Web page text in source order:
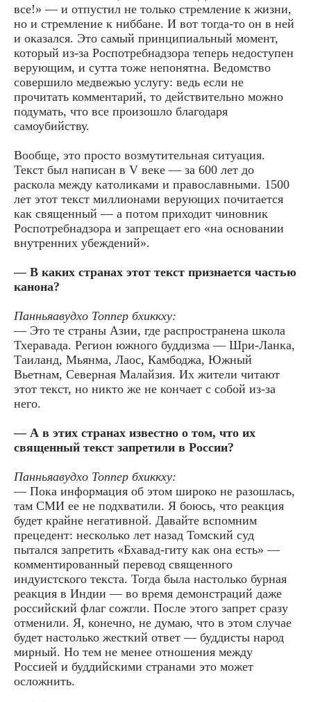
все!» — и отпустил не только стремление к жизни,
но и стремление к ниббане. И вот тогда-то он в ней
и оказался. Это самый принципиальный момент,
который из-за Роспотребнадзора теперь недоступен
верующим, и сутта тоже непонятна. Ведомство
совершило медвежью услугу: ведь если не
прочитать комментарий, то действительно можно
подумать, что все произошло благодаря
самоубийству.
Вообще, это просто возмутительная ситуация.
Текст был написан в V веке — за 600 лет до
раскола между католиками и православными. 1500
лет этот текст миллионами верующих почитается
как священный — а потом приходит чиновник
Роспотребнадзора и запрещает его «на основании
внутренних убеждений».
— В каких странах этот текст признается частью
канона?
Панньяавудхо Топпер бхиккху:
— Это те страны Азии, где распространена школа
Тхеравада. Регион южного буддизма — Шри-Ланка,
Таиланд, Мьянма, Лаос, Камбоджа, Южный
Вьетнам, Северная Малайзия. Их жители читают
этот текст, но никто же не кончает с собой из-за
него.
— А в этих странах известно о том, что их
священный текст запретили в России?
Панньяавудхо Топпер бхиккху:
— Пока информация об этом широко не разошлась,
там СМИ ее не подхватили. Я боюсь, что реакция
будет крайне негативной. Давайте вспомним
прецедент: несколько лет назад Томский суд
пытался запретить «Бхавад-гиту как она есть» —
комментированный перевод священного
индуистского текста. Тогда была настолько бурная
реакция в Индии — во время демонстраций даже
российский флаг сожгли. После этого запрет сразу
отменили. Я, конечно, не думаю, что в этом случае
будет настолько жесткий ответ — буддисты народ
мирный. Но тем не менее отношения между
Россией и буддийскими странами это может
осложнить.